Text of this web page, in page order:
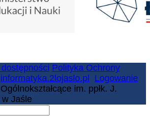
Polityka Ochrony
informatyka.2lojaslo.pl
Logowanie
im. ppłk. J.
Jaśle